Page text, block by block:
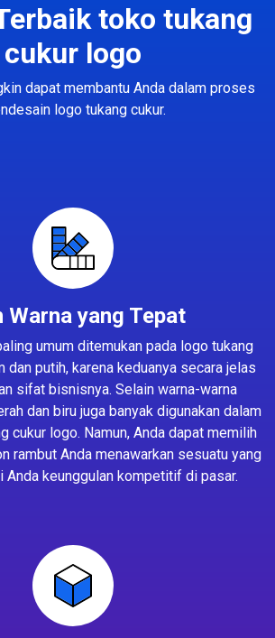
toko tukang
cukur logo
dapat membantu Anda dalam proses
logo tukang cukur.
Warna yang Tepat
umum ditemukan pada logo tukang
dan putih, karena keduanya secara jelas
sifat bisnisnya. Selain warna-warna
dan biru juga banyak digunakan dalam
cukur logo. Namun, Anda dapat memilih
rambut Anda menawarkan sesuatu yang
Anda keunggulan kompetitif di pasar.